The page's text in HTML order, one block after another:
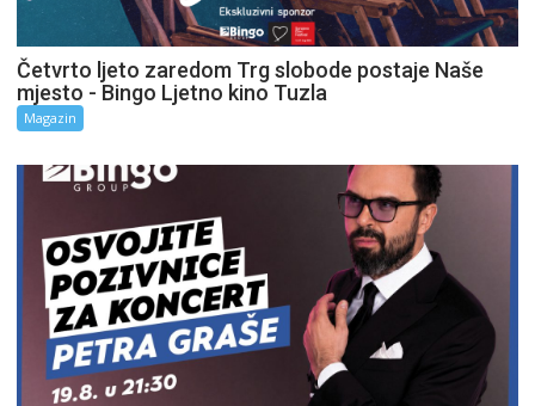
Četvrto ljeto zaredom Trg slobode postaje Naše
mjesto - Bingo Ljetno kino Tuzla
Magazin